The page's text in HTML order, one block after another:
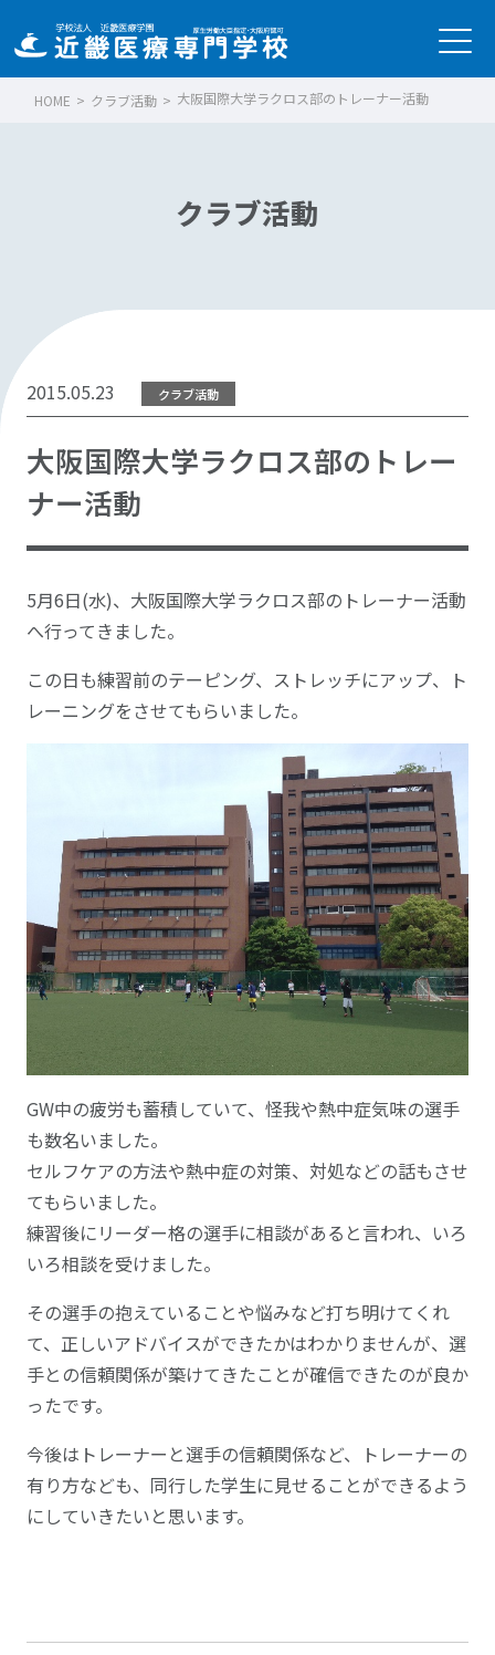
HOME > クラブ活動 > 大阪国際大学ラクロス部のトレーナー活動
クラブ活動
2015.05.23 クラブ活動
大阪国際大学ラクロス部のトレー
ナー活動
5月6日(水)、大阪国際大学ラクロス部のトレーナー活動
へ行ってきました。
この日も練習前のテーピング、ストレッチにアップ、ト
レーニングをさせてもらいました。
GW中の疲労も蓄積していて、怪我や熱中症気味の選手
も数名いました。
セルフケアの方法や熱中症の対策、対処などの話もさせ
てもらいました。
練習後にリーダー格の選手に相談があると言われ、いろ
いろ相談を受けました。
その選手の抱えていることや悩みなど打ち明けてくれ
て、正しいアドバイスができたかはわかりませんが、選
手との信頼関係が築けてきたことが確信できたのが良か
ったです。
今後はトレーナーと選手の信頼関係など、トレーナーの
有り方なども、同行した学生に見せることができるよう
にしていきたいと思います。